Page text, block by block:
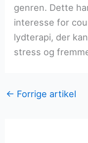
genren. Dette
interesse for
lydterapi, der
stress og
← Forrige artikel